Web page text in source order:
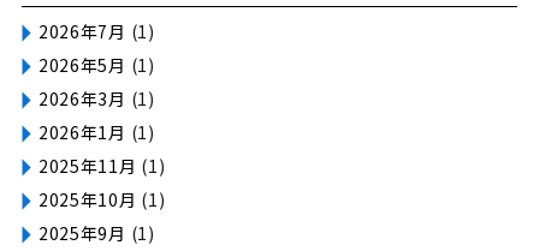
2026年7月 (1)
2026年5月 (1)
2026年3月 (1)
2026年1月 (1)
2025年11月 (1)
2025年10月 (1)
2025年9月 (1)